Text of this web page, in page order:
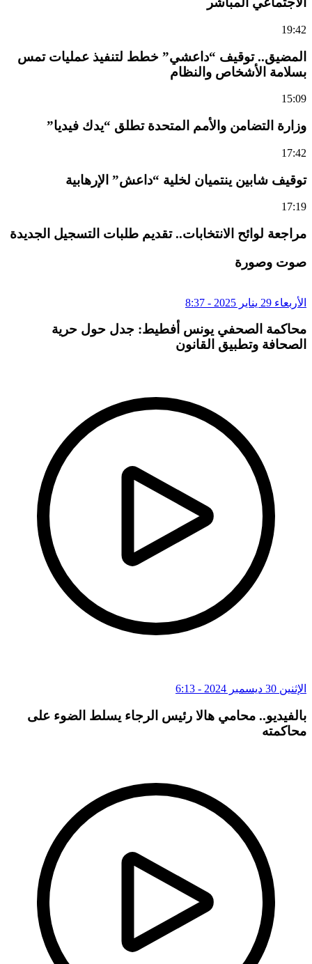
19:42
المضيق.. توقيف “داعشي” خطط لتنفيذ عمليات تمس
بسلامة الأشخاص والنظام
15:09
وزارة التضامن والأمم المتحدة تطلق “يدك فيديا”
17:42
توقيف شابين ينتميان لخلية “داعش” الإرهابية
17:19
مراجعة لوائح الانتخابات.. تقديم طلبات التسجيل الجديدة
صوت وصورة
الأربعاء 29 يناير 2025 - 8:37
محاكمة الصحفي يونس أفطيط: جدل حول حرية
الصحافة وتطبيق القانون
الإثنين 30 ديسمبر 2024 - 6:13
بالفيديو.. محامي هالا رئيس الرجاء يسلط الضوء على
محاكمته